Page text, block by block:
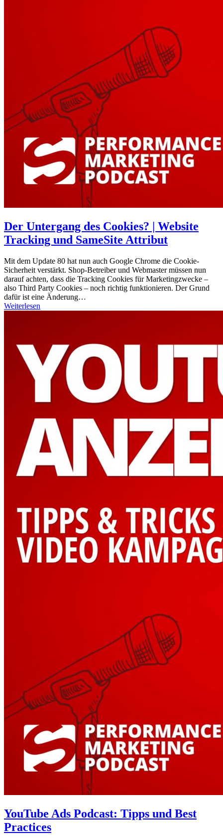
Der Untergang des Cookies? | Website
Tracking und SameSite Attribut
Mit dem Update 80 hat nun auch Google Chrome die Cookie-
Sicherheit verstärkt. Shop-Betreiber und Webmaster müssen nun
darauf achten, dass die Tracking Cookies für Marketingzwecke –
also Third Party Cookies – noch richtig funktionieren. Der Grund
dafür ist eine Änderung…
Weiterlesen
YouTube Ads Podcast: Tipps und Best
Practices